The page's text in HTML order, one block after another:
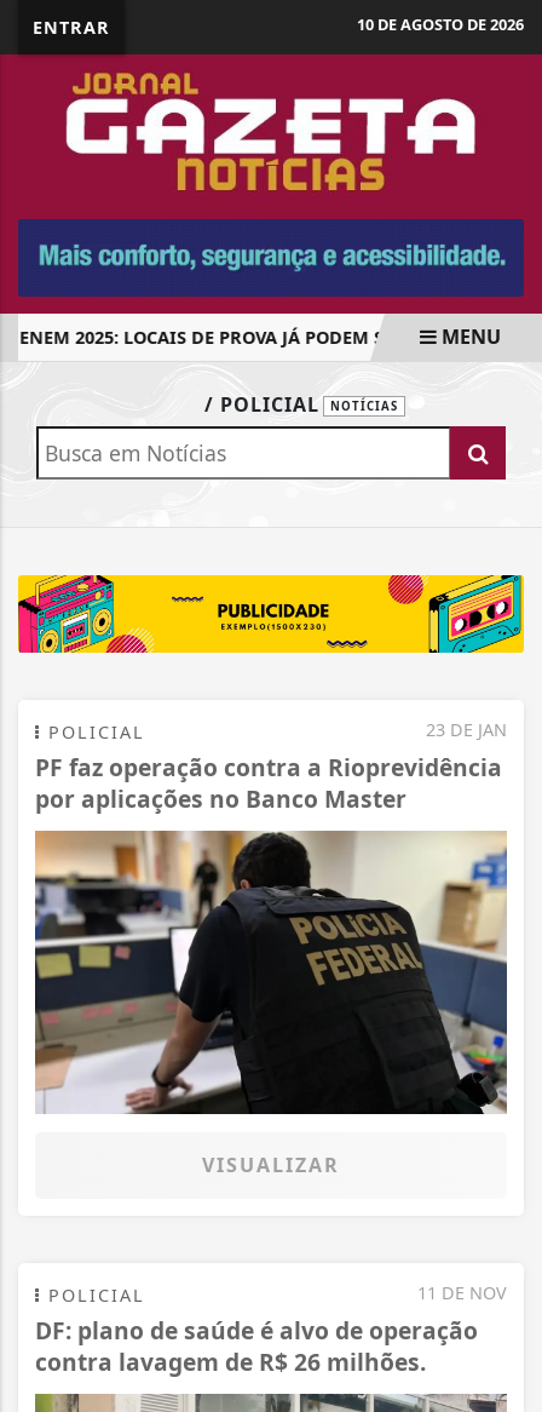
ENTRAR 10 DE AGOSTO DE 2026
ENEM 2025: LOCAIS DE PROVA JÁ PODEM SER CONSULTADOS
MENU
/ POLICIAL NOTÍCIAS
23 DE JAN
POLICIAL
PF faz operação contra a Rioprevidência
por aplicações no Banco Master
VISUALIZAR
11 DE NOV
POLICIAL
DF: plano de saúde é alvo de operação
contra lavagem de R$ 26 milhões.